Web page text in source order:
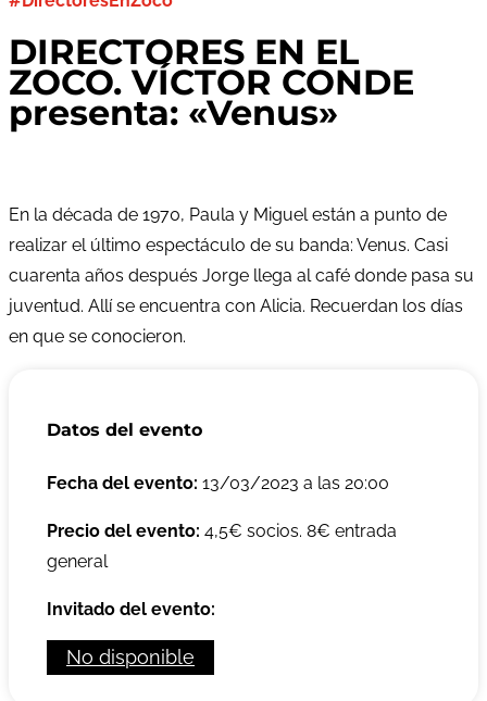
DIRECTORES EN EL
ZOCO. VÍCTOR CONDE
presenta: «Venus»
En la década de 1970, Paula y Miguel están a punto de
realizar el último espectáculo de su banda: Venus. Casi
cuarenta años después Jorge llega al café donde pasa su
juventud. Allí se encuentra con Alicia. Recuerdan los días
en que se conocieron.
Datos del evento
Fecha del evento: 13/03/2023 a las 20:00
Precio del evento: 4,5€ socios. 8€ entrada
general
Invitado del evento:
No disponible